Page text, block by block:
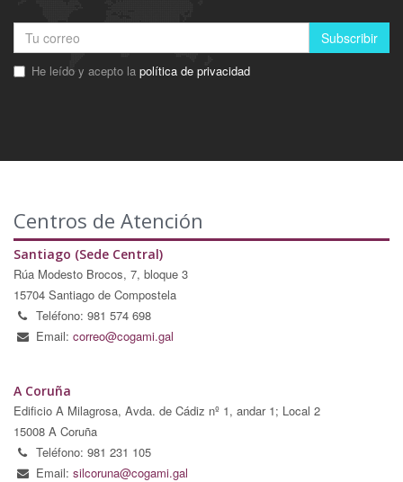
Subscribir
He leído y acepto la política de privacidad
Centros de Atención
Santiago (Sede Central)
Rúa Modesto Brocos, 7, bloque 3
15704 Santiago de Compostela
Teléfono: 981 574 698
Email: correo@cogami.gal
A Coruña
Edificio A Milagrosa, Avda. de Cádiz nº 1, andar 1; Local 2
15008 A Coruña
Teléfono: 981 231 105
Email: silcoruna@cogami.gal